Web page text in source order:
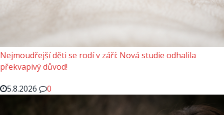
Nejmoudřejší děti se rodí v září: Nová studie odhalila
překvapivý důvod!
5.8.2026
0